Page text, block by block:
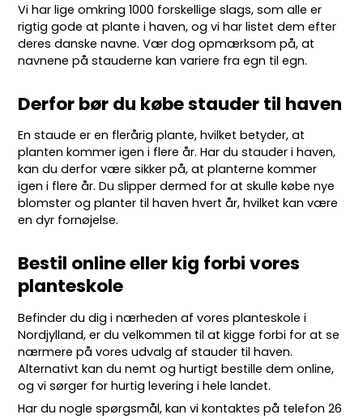
Vi har lige omkring 1000 forskellige slags, som alle er
rigtig gode at plante i haven, og vi har listet dem efter
deres danske navne. Vær dog opmærksom på, at
navnene på stauderne kan variere fra egn til egn.
Derfor bør du købe stauder til haven
En staude er en flerårig plante, hvilket betyder, at
planten kommer igen i flere år. Har du stauder i haven,
kan du derfor være sikker på, at planterne kommer
igen i flere år. Du slipper dermed for at skulle købe nye
blomster og planter til haven hvert år, hvilket kan være
en dyr fornøjelse.
Bestil online eller kig forbi vores
planteskole
Befinder du dig i nærheden af vores planteskole i
Nordjylland, er du velkommen til at kigge forbi for at se
nærmere på vores udvalg af stauder til haven.
Alternativt kan du nemt og hurtigt bestille dem online,
og vi sørger for hurtig levering i hele landet.
Har du nogle spørgsmål, kan vi kontaktes på telefon26